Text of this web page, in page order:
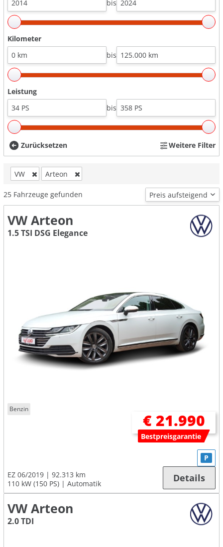
bis
Kilometer
bis
Leistung
bis
Zurücksetzen Weitere Filter
VW Arteon
25 Fahrzeuge gefunden
VW Arteon
1.5 TSI DSG Elegance
Benzin
€ 21.990
Bestpreisgarantie
EZ 06/2019
92.313 km
110 kW (150 PS)
Automatik
P
Details
VW Arteon
2.0 TDI